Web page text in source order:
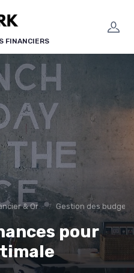
FINANCIERS
Organisation Gestion des
pour